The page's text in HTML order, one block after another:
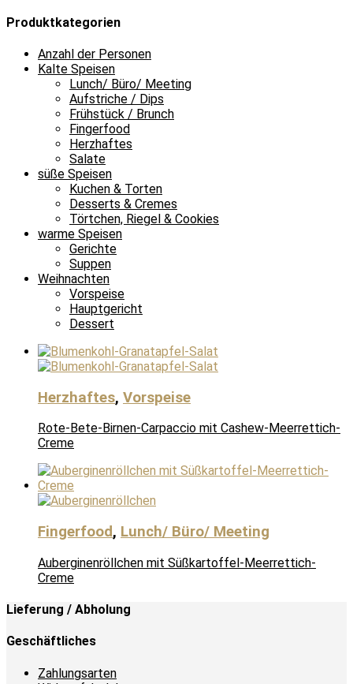
Produktkategorien
Anzahl der Personen
Kalte Speisen
Lunch/ Büro/ Meeting
Aufstriche / Dips
Frühstück / Brunch
Fingerfood
Herzhaftes
Salate
süße Speisen
Kuchen & Torten
Desserts & Cremes
Törtchen, Riegel & Cookies
warme Speisen
Gerichte
Suppen
Weihnachten
Vorspeise
Hauptgericht
Dessert
Herzhaftes, Vorspeise
Rote-Bete-Birnen-Carpaccio mit Cashew-Meerrettich-
Creme
Fingerfood, Lunch/ Büro/ Meeting
Auberginenröllchen mit Süßkartoffel-Meerrettich-
Creme
Lieferung / Abholung
Geschäftliches
Zahlungsarten